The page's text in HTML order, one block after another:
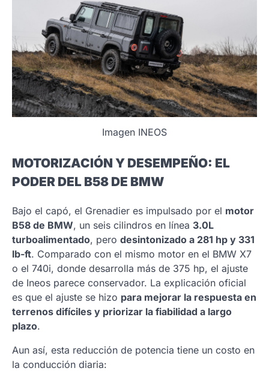
Imagen INEOS
MOTORIZACIÓN Y DESEMPEÑO: EL
PODER DEL B58 DE BMW
Bajo el capó, el Grenadier es impulsado por el motor
B58 de BMW, un seis cilindros en línea 3.0L
turboalimentado, pero desintonizado a 281 hp y 331
lb-ft. Comparado con el mismo motor en el BMW X7
o el 740i, donde desarrolla más de 375 hp, el ajuste
de Ineos parece conservador. La explicación oficial
es que el ajuste se hizo para mejorar la respuesta en
terrenos difíciles y priorizar la fiabilidad a largo
plazo.
Aun así, esta reducción de potencia tiene un costo en
la conducción diaria: